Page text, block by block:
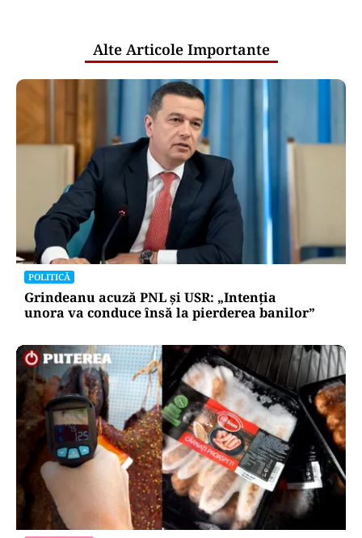
Alte Articole Importante
POLITICĂ
Grindeanu acuză PNL și USR: „Intenția
unora va conduce însă la pierderea banilor”